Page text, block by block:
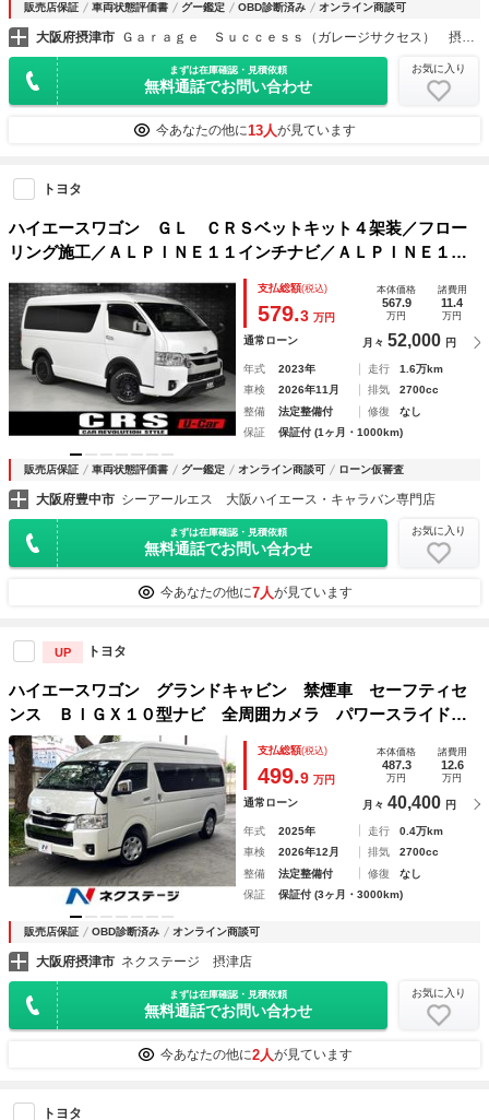
販売店保証 車両状態評価書 グー鑑定 OBD診断済み オンライン商談可
大阪府摂津市 Ｇａｒａｇｅ Ｓｕｃｃｅｓｓ（ガレージサクセス） 摂津本店 カスタムカー専門店
まずは在庫確認・見積依頼
無料通話でお問い合わせ
お気に入り
今あなたの他に13人が見ています
トヨタ
ハイエースワゴン ＧＬ ＣＲＳベットキット４架装／フロー
リング施工／ＡＬＰＩＮＥ１１インチナビ／ＡＬＰＩＮＥ１
２．８インチ後席モニター／天井スピーカーＬＥＤリング付／
スーパーキャットレーダー／全方位カメラ
支払総額(税込)
579.3 万円
本体価格
567.9
万円
諸費用
11.4
万円
通常ローン 月々 52,000 円
年式 2023年 走行
1.6万km
車検
2026年11月 排気
2700cc
整備
法定整備付 修復
なし
保証
保証付 (1ヶ月・1000km)
販売店保証 車両状態評価書 グー鑑定 オンライン商談可 ローン仮審査
大阪府豊中市 シーアールエス 大阪ハイエース・キャラバン専門店
まずは在庫確認・見積依頼
無料通話でお問い合わせ
お気に入り
今あなたの他に7人が見ています
UP トヨタ
ハイエースワゴン グランドキャビン 禁煙車 セーフティセ
ンス ＢＩＧＸ１０型ナビ 全周囲カメラ パワースライドド
ア デジタルインナーミラー ＬＥＤヘッド ＥＴＣ オート
ライト オートエアコン スマートキー
支払総額(税込)
499.9 万円
本体価格
487.3
万円
諸費用
12.6
万円
通常ローン 月々 40,400 円
年式 2025年 走行
0.4万km
車検
2026年12月 排気
2700cc
整備
法定整備付 修復
なし
保証
保証付 (3ヶ月・3000km)
販売店保証 OBD診断済み オンライン商談可
大阪府摂津市 ネクステージ 摂津店
まずは在庫確認・見積依頼
無料通話でお問い合わせ
お気に入り
今あなたの他に2人が見ています
トヨタ